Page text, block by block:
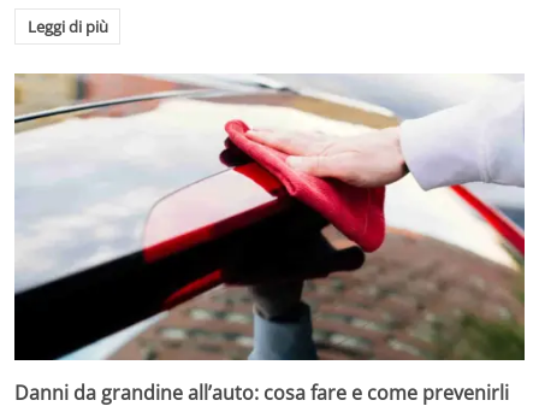
Leggi di più
Danni da grandine all’auto: cosa fare e come prevenirli